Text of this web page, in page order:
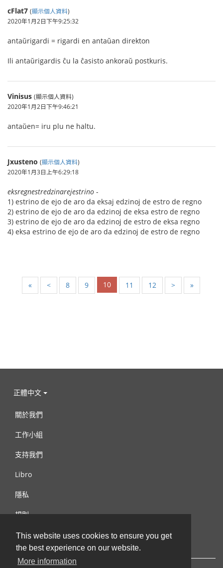
This website uses cookies to ensure you get
the best experience on our website.
More information
cFlat7 (顯示個人資料)
2020年1月2日下午9:25:32
antaŭrigardi = rigardi en antaŭan direkton
Ili antaŭrigardis ĉu la ĉasisto ankoraŭ postkuris.
Vinisus (顯示個人資料)
2020年1月2日下午9:46:21
antaŭen= iru plu ne haltu.
Jxusteno (顯示個人資料)
2020年1月3日上午6:29:18
eksregnestredzinarejestrino -
1) estrino de ejo de aro da eksaj edzinoj de estro de regno
2) estrino de ejo de aro da edzinoj de eksa estro de regno
3) estrino de ejo de aro da edzinoj de estro de eksa regno
4) eksa estrino de ejo de aro da edzinoj de estro de regno
« < 8 9 10 11 12 > »
正體中文
關於我們
工作小組
支持我們
Libro
隱私
規則
連絡我們